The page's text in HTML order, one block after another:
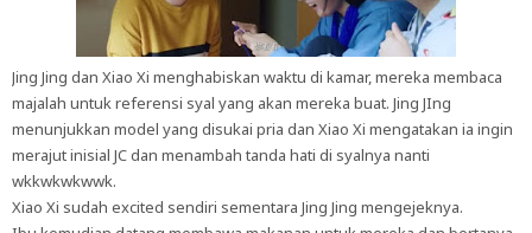
Jing Jing dan Xiao Xi menghabiskan waktu di kamar, mereka membaca
majalah untuk referensi syal yang akan mereka buat. Jing JIng
menunjukkan model yang disukai pria dan Xiao Xi mengatakan ia ingin
merajut inisial JC dan menambah tanda hati di syalnya nanti
wkkwkwkwwk.
Xiao Xi sudah excited sendiri sementara Jing Jing mengejeknya.